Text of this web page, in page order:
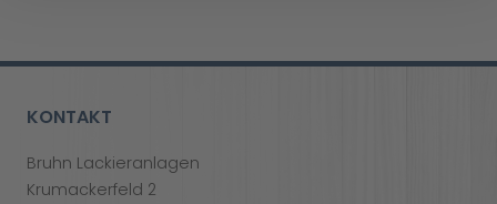
KONTAKT
Bruhn Lackieranlagen
Krumackerfeld 2